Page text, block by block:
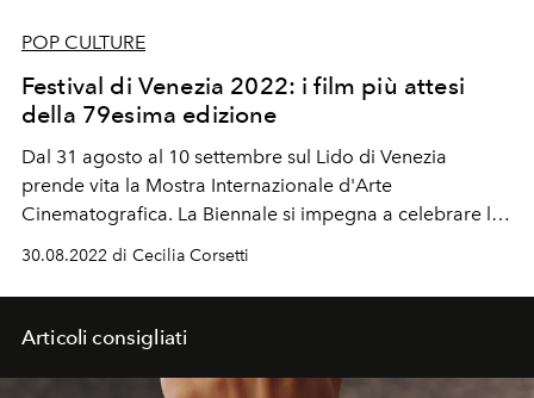
POP CULTURE
Festival di Venezia 2022: i film più attesi
della 79esima edizione
Dal 31 agosto al 10 settembre sul Lido di Venezia
prende vita la Mostra Internazionale d'Arte
Cinematografica. La Biennale si impegna a celebrare la
red carpet del lido aperto al pubblico.
30.08.2022 di Cecilia Corsetti
Articoli consigliati